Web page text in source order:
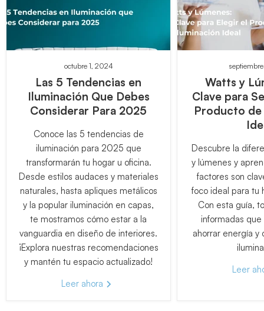
octubre 1, 2024
Las 5 Tendencias en
Iluminación Que Debes
Considerar Para 2025
Conoce las 5 tendencias de
iluminación para 2025 que
transformarán tu hogar u oficina.
Desde estilos audaces y materiales
naturales, hasta apliques metálicos
y la popular iluminación en capas,
te mostramos cómo estar a la
vanguardia en diseño de interiores.
¡Explora nuestras recomendaciones
y mantén tu espacio actualizado!
Leer ahora
Watts y
Clave para
Producto
Descubre la
y lúmenes y
factores son
foco ideal para tu
Con esta guía,
informadas
ahorrar energía y
Leer